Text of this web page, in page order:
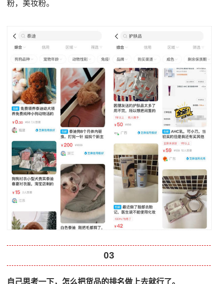
粉，美妆粉。
03
⾃⼰思考⼀下，怎么把货品的排名做上去就⾏了。